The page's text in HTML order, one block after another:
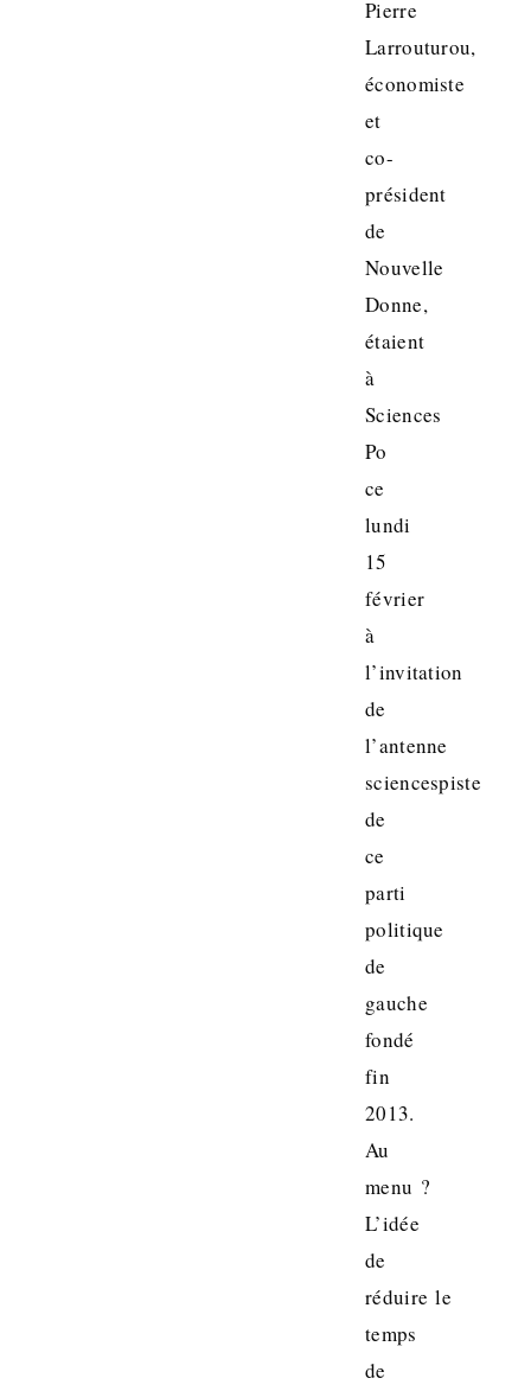
Pierre
Larrouturou,
économiste
et
co-
président
de
Nouvelle
Donne,
étaient
à
Sciences
Po
ce
lundi
15
février
à
l’invitation
de
l’antenne
sciencespiste
de
ce
parti
politique
de
gauche
fondé
fin
2013.
Au
menu ?
L’idée
de
réduire le
temps
de